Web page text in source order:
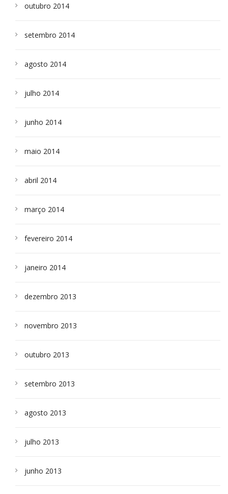
outubro 2014
setembro 2014
agosto 2014
julho 2014
junho 2014
maio 2014
abril 2014
março 2014
fevereiro 2014
janeiro 2014
dezembro 2013
novembro 2013
outubro 2013
setembro 2013
agosto 2013
julho 2013
junho 2013